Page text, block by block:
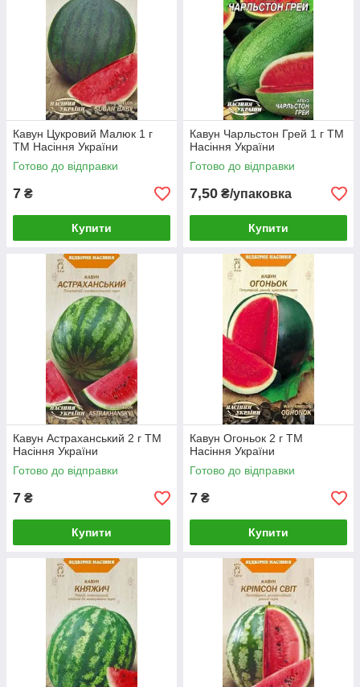
Кавун Цукровий Малюк 1 г
ТМ Насіння України
Готово до відправки
7 ₴
Купити
Кавун Чарльстон Грей 1 г ТМ
Насіння України
Готово до відправки
7,50 ₴/упаковка
Купити
Кавун Астраханський 2 г ТМ
Насіння України
Готово до відправки
7 ₴
Купити
Кавун Огоньок 2 г ТМ
Насіння України
Готово до відправки
7 ₴
Купити